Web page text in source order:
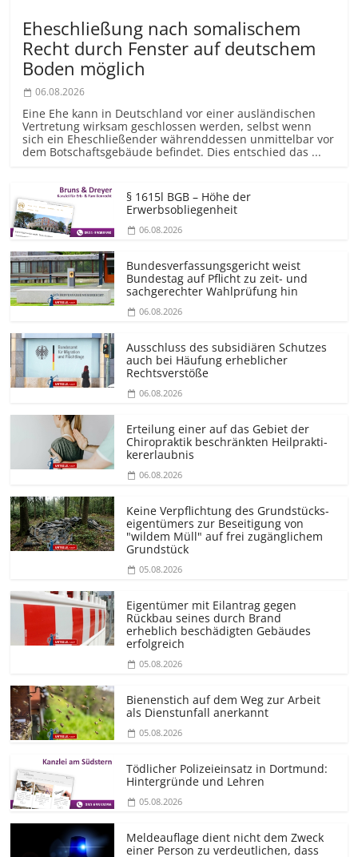
Eheschließung nach somalischem
Recht durch Fenster auf deutschem
Boden möglich
06.08.2026
Eine Ehe kann in Deutschland vor einer ausländischen
Vertretung wirksam geschlossen werden, selbst wenn
sich ein Eheschließender währenddessen unmittelbar vor
dem Botschaftsgebäude befindet. Dies entschied das ...
§ 1615l BGB – Höhe der
Erwerbsobliegenheit
06.08.2026
Bundesver­fassungsgericht weist
Bundestag auf Pflicht zu zeit- und
sachgerechter Wahlprüfung hin
06.08.2026
Ausschluss des subsidiären Schutzes
auch bei Häufung erheblicher
Rechtsverstöße
06.08.2026
Erteilung einer auf das Gebiet der
Chiropraktik beschränkten Heilprakti­
kererlaubnis
06.08.2026
Keine Verpflichtung des Grundstücks­
eigentümers zur Beseitigung von
"wildem Müll" auf frei zugänglichem
Grundstück
05.08.2026
Eigentümer mit Eilantrag gegen
Rückbau seines durch Brand
erheblich beschädigten Gebäudes
erfolgreich
05.08.2026
Bienenstich auf dem Weg zur Arbeit
als Dienstunfall anerkannt
05.08.2026
Tödlicher Polizeieinsatz in Dortmund:
Hintergründe und Lehren
05.08.2026
Meldeauflage dient nicht dem Zweck
einer Person zu verdeutlichen, dass